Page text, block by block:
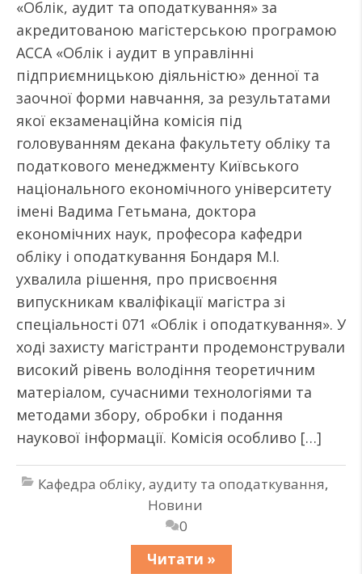
«Облік, аудит та оподаткування» за
акредитованою магістерською програмою
АССА «Облік і аудит в управлінні
підприємницькою діяльністю» денної та
заочної форми навчання, за результатами
якої екзаменаційна комісія під
головуванням декана факультету обліку та
податкового менеджменту Київського
національного економічного університету
імені Вадима Гетьмана, доктора
економічних наук, професора кафедри
обліку і оподаткування Бондаря М.І.
ухвалила рішення, про присвоєння
випускникам кваліфікації магістра зі
спеціальності 071 «Облік і оподаткування». У
ході захисту магістранти продемонстрували
високий рівень володіння теоретичним
матеріалом, сучасними технологіями та
методами збору, обробки і подання
наукової інформації. Комісія особливо […]
Кафедра обліку, аудиту та оподаткування,
Новини
0
Читати »